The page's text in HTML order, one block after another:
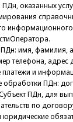
оказанных
ПДн: имя, фамилия,
телефона, адрес
платежи и
обработки ПДн:
ПДн, для
по
юридические